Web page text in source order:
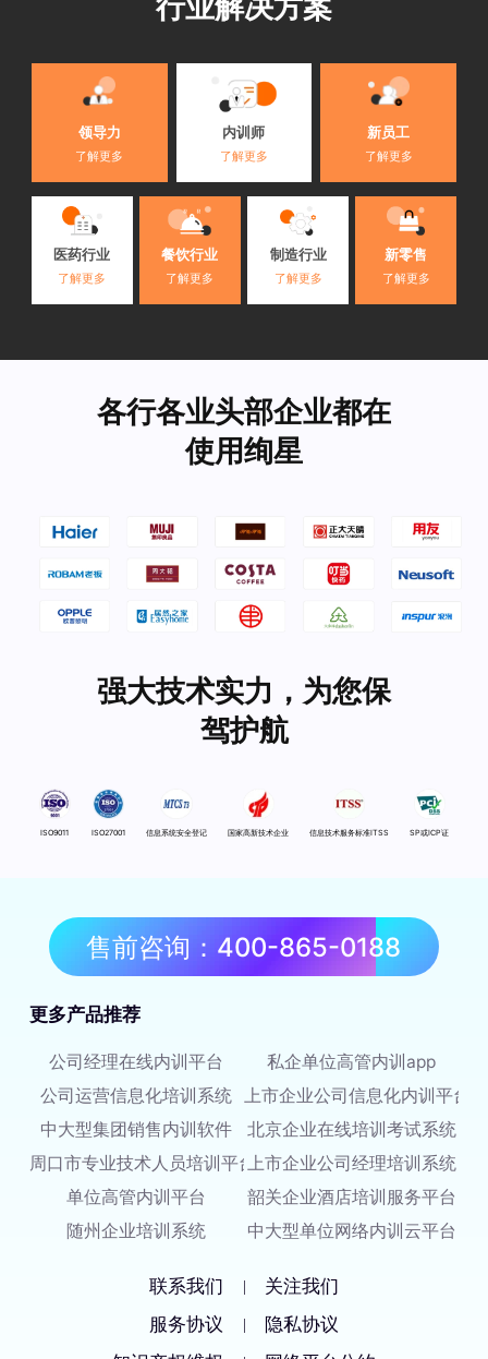
领导力
了解更多
内训师
了解更多
新员工
了解更多
医药行业
了解更多
餐饮行业
了解更多
制造行业
了解更多
新零售
了解更多
各行各业头部企业都在
使用绚星
强大技术实力，为您保
驾护航
ISO9011 ISO27001 信息系统安全登记 国家高新技术企业 信息技术服务标准ITSS SP或ICP证
售前咨询：400-865-0188
更多产品推荐
公司经理在线内训平台
私企单位高管内训app
公司运营信息化培训系统 上市企业公司信息化内训平台
中大型集团销售内训软件
北京企业在线培训考试系统
周口市专业技术人员培训平台上市企业公司经理培训系统
单位高管内训平台
韶关企业酒店培训服务平台
随州企业培训系统
中大型单位网络内训云平台
联系我们 |
关注我们
服务协议
|
隐私协议